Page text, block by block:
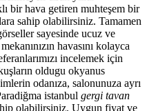
bir hava getiren muhteşem bir
sahip olabilirsiniz. Tamamen
sayesinde ucuz ve
havasını kolayca
incelemek için
oldugu okyanus
odanıza, salonunuza ayrı
istanbul gergi tavan
olabilirsiniz. Uygun fiyat ve